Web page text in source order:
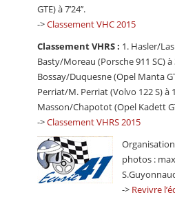
GTE) à 7’24’’.
->Classement VHC 2015
Classement VHRS : 1. Hasler/
Basty/Moreau (Porsche 911 SC) à
Bossay/Duquesne (Opel Manta
Perriat/M. Perriat (Volvo 122 S) à
Masson/Chapotot (Opel Kadett
->Classement VHRS 2015
Organisation
photos :
-> Revivre